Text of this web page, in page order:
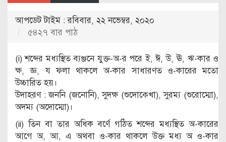
আপডেট টাইম : রবিবার, ২২ নভেম্বর, ২০২০
৫৪২৭ বার পাঠ
(i) শব্দের মধ্যস্থিত ব্যঞ্জনে যুক্ত-অ-র পরে ই, ঈ, উ, ঊ, ঋ-কার ও
ক্ষ, জ্ঞ, য ফলা থাকলে অ-কার সাধারণত ও-কারের মতো
উচ্চারিত হয়।
উদাহরণ : জননি (জনোনি), সুদক্ষ (শুদোক্খো), সুরম্য (শুরোম্মো),
অদম্য (অদোম্মো)।
(ii) তিন বা তার অধিক বর্ণে গঠিত শব্দের মধ্যস্থিত অ-কারের
আগে অ, আ, এ অথবা ও-কার থাকলে উক্ত মধ্য অ ও-কার